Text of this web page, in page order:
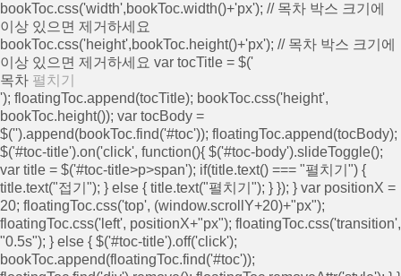
bookToc.css('width',bookToc.width()+'px'); // 목차 박스 크기에
이상 있으면 제거하세요
bookToc.css('height',bookToc.height()+'px'); // 목차 박스 크기에
이상 있으면 제거하세요 var tocTitle = $('
목차 펼치기
'); floatingToc.append(tocTitle); bookToc.css('height',
bookToc.height()); var tocBody =
$('').append(bookToc.find('#toc')); floatingToc.append(tocBody);
$('#toc-title').on('click', function(){ $('#toc-body').slideToggle();
var title = $('#toc-title>p>span'); if(title.text() === "펼치기") {
title.text("접기"); } else { title.text("펼치기"); } }); } var positionX =
20; floatingToc.css('top', (window.scrollY+20)+"px");
floatingToc.css('left', positionX+"px"); floatingToc.css('transition',
"0.5s"); } else { $('#toc-title').off('click');
bookToc.append(floatingToc.find('#toc'));